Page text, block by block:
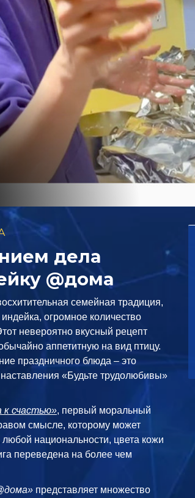
дела
@дома
семейная традиция,
огромное количество
невероятно вкусный рецепт
аппетитную на вид птицу.
праздничного блюда – это
«Будьте трудолюбивы»
к счастью», первый моральный
смысле, которому может
национальности, цвета кожи
переведена на более чем
представляет множество